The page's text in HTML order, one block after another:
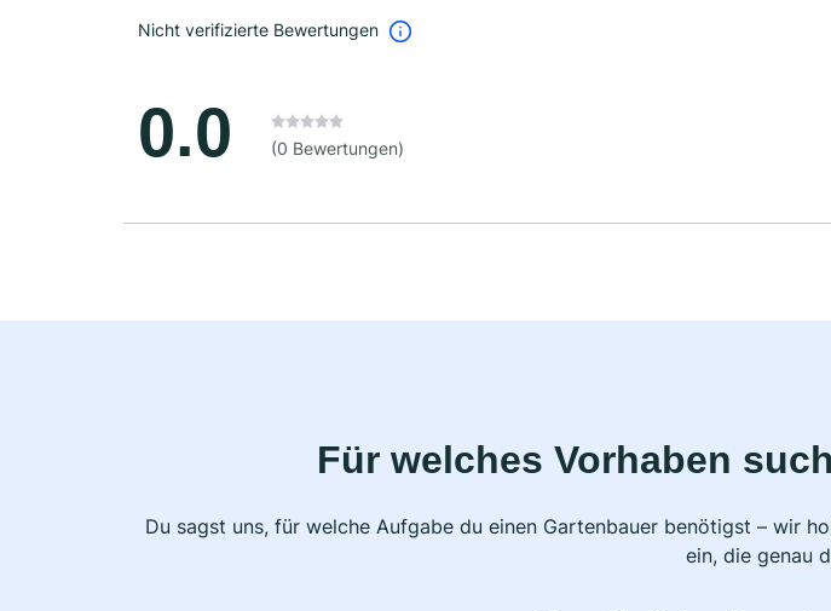
Nicht verifizierte Bewertungen
0.0 (0 Bewertungen)
Für welches Vorhaben
Du sagst uns, für welche Aufgabe du einen Gartenbauer benötigst – wir
ein, die genau